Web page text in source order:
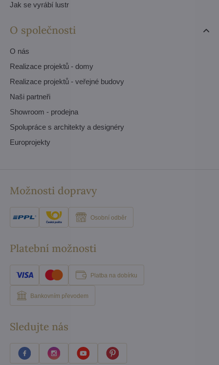
Jak se vyrábí lustr
O společnosti
O nás
Realizace projektů - domy
Realizace projektů - veřejné budovy
Naši partneři
Showroom - prodejna
Spolupráce s architekty a designéry
Europrojekty
Možnosti dopravy
Osobní odběr
Platební možnosti
Platba na dobírku
Bankovním převodem
Sledujte nás